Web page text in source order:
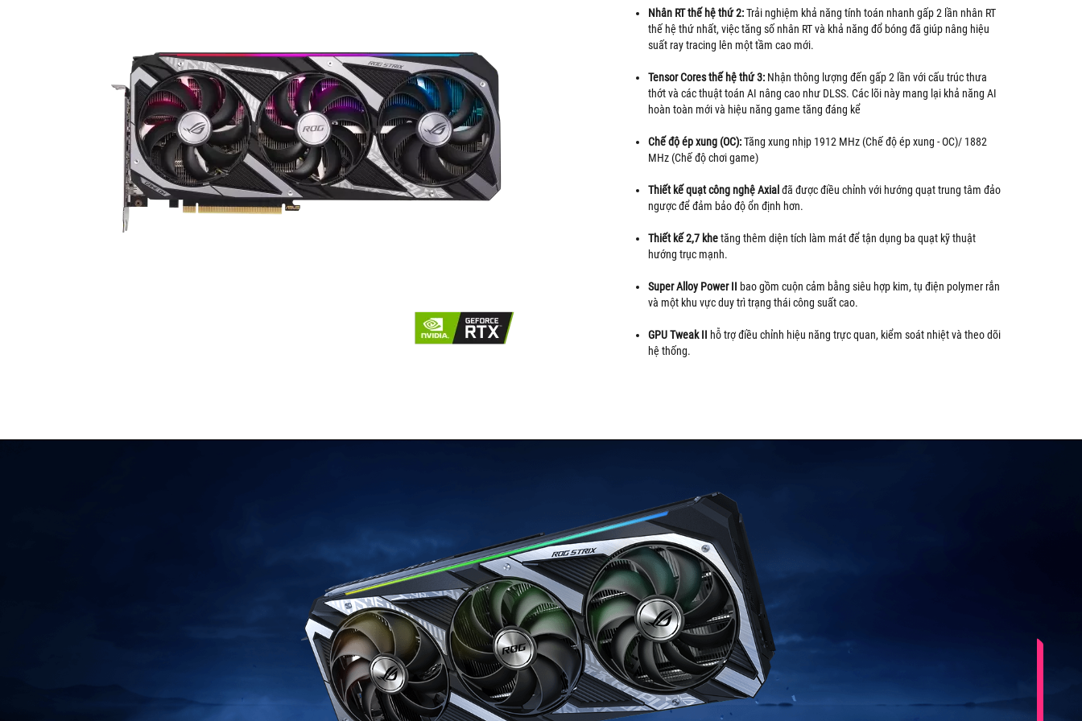
Nhân RT thế hệ thứ 2:Trải nghiệm khả năng tính toán nhanh gấp 2 lần nhân RT
thế hệ thứ nhất, việc tăng số nhân RT và khả năng đổ bóng đã giúp nâng hiệu
suất ray tracing lên một tầm cao mới.
Tensor Cores thế hệ thứ 3: Nhận thông lượng đến gấp 2 lần với cấu trúc thưa
thớt và các thuật toán AI nâng cao như DLSS. Các lõi này mang lại khả năng AI
hoàn toàn mới và hiệu năng game tăng đáng kể
Chế độ ép xung (OC):Tăng xung nhịp 1912 MHz (Chế độ ép xung - OC)/ 1882
MHz (Chế độ chơi game)
Thiết kế quạt công nghệ Axial đã được điều chỉnh với hướng quạt trung tâm đảo
ngược để đảm bảo độ ổn định hơn.
Thiết kế 2,7 khetăng thêm diện tích làm mát để tận dụng ba quạt kỹ thuật
hướng trục mạnh.
Super Alloy Power II bao gồm cuộn cảm bằng siêu hợp kim, tụ điện polymer rắn
và một khu vực duy trì trạng thái công suất cao.
GPU Tweak II hỗ trợ điều chỉnh hiệu năng trực quan, kiểm soát nhiệt và theo dõi
hệ thống.